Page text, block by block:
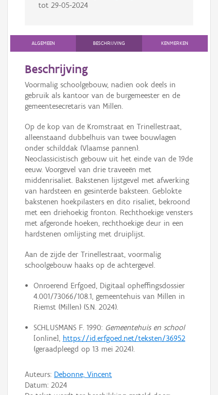
tot 29-05-2024
ALGEMEEN BESCHRIJVING KENMERKEN
Beschrijving
Voormalig schoolgebouw, nadien ook deels in
gebruik als kantoor van de burgemeester en de
gemeentesecretaris van Millen.
Op de kop van de Kromstraat en Trinellestraat,
alleenstaand dubbelhuis van twee bouwlagen
onder schilddak (Vlaamse pannen).
Neoclassicistisch gebouw uit het einde van de 19de
eeuw. Voorgevel van drie traveeën met
middenrisaliet. Bakstenen lijstgevel met afwerking
van hardsteen en gesinterde baksteen. Geblokte
bakstenen hoekpilasters en dito risaliet, bekroond
met een driehoekig fronton. Rechthoekige vensters
met afgeronde hoeken, rechthoekige deur in een
hardstenen omlijsting met druiplijst.
Aan de zijde der Trinellestraat, voormalig
schoolgebouw haaks op de achtergevel.
Onroerend Erfgoed, Digitaal opheffingsdossier
4.001/73066/108.1, gemeentehuis van Millen in
Riemst (Millen) (S.N. 2024).
SCHLUSMANS F. 1990: Gemeentehuis en school
[online], https://id.erfgoed.net/teksten/36952
(geraadpleegd op 13 mei 2024).
Auteurs: Debonne, Vincent
Datum: 2024